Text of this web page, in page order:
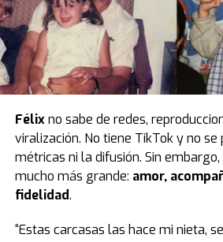
Félixno sabe de redes,
viralización. No tiene TikTok y no se
métricas ni la difusión. Sin
mucho más grande: amor,
fidelidad.
“Estas carcasas las hace mi nieta,